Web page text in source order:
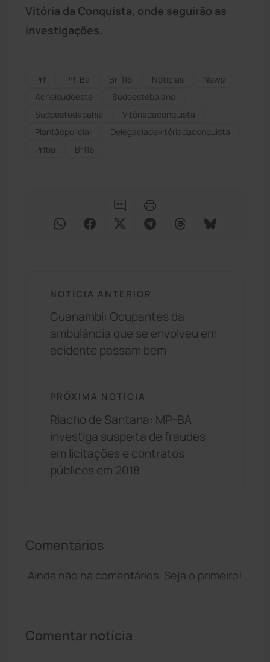
Vitória da Conquista, onde seguirão as
investigações.
Prf Prf-Ba Br-116 Notícias
News
Acheisudoeste
Sudoestebaiano
Sudoestedabahia
Vitóriadaconquista
Plantãopolicial
Delegaciadevitóriadaconquista
Prfba
Br116
NOTÍCIA ANTERIOR
Guanambi: Ocupantes da
ambulância que se envolveu em
acidente passam bem
PRÓXIMA NOTÍCIA
Riacho de Santana: MP-BA
investiga suspeita de fraudes
em licitações e contratos
públicos em 2018
Comentários
Ainda não há comentários. Seja o primeiro!
Comentar notícia